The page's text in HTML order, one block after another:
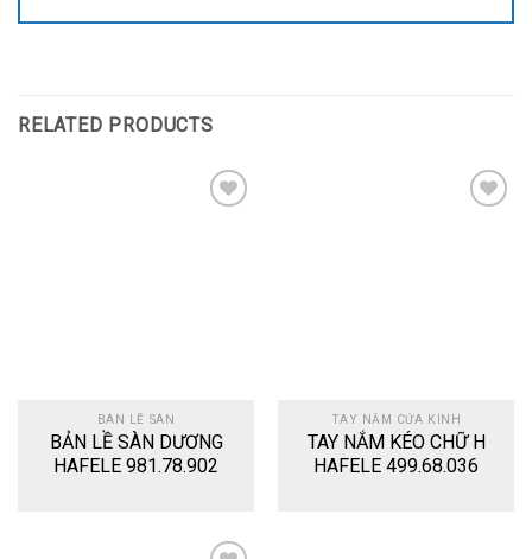
RELATED PRODUCTS
BÀN LỀ SÀN
BẢN LỀ SÀN DƯƠNG
HAFELE 981.78.902
TAY NẮM CỬA KÍNH
TAY NẮM KÉO CHỮ H
HAFELE 499.68.036